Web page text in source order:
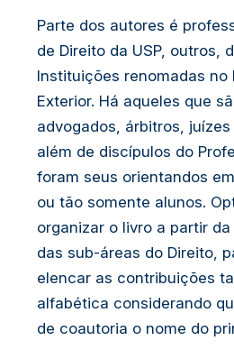
Parte dos autores é
de Direito da USP, outros,
Instituições renomadas no
Exterior. Há aqueles que
advogados, árbitros,
além de discípulos do
foram seus orientandos
ou tão somente alunos.
organizar o livro a partir
das sub-áreas do Direito,
elencar as contribuições
alfabética considerando
de coautoria o nome do